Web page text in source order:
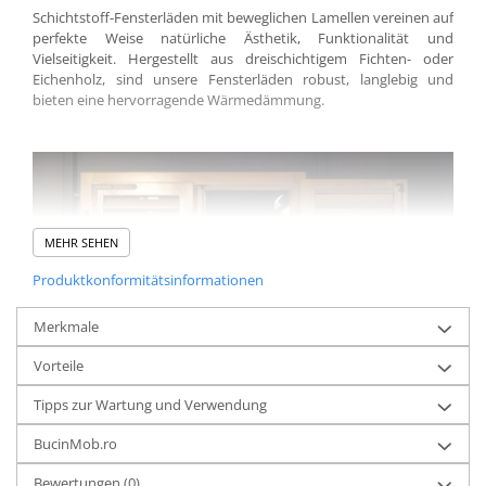
Schichtstoff-Fensterläden mit beweglichen Lamellen vereinen auf
perfekte Weise natürliche Ästhetik, Funktionalität und
Vielseitigkeit. Hergestellt aus dreischichtigem Fichten- oder
Eichenholz, sind unsere Fensterläden robust, langlebig und
bieten eine hervorragende Wärmedämmung.
MEHR SEHEN
Produktkonformitätsinformationen
Merkmale
Vorteile
Tipps zur Wartung und Verwendung
BucinMob.ro